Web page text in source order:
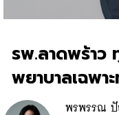
รพ.ลาดพร้าว
พยาบาลเฉพา
พรพรรณ ปั